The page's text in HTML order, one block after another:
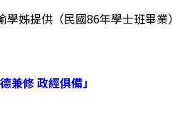
學姊提供（民國86年學士班畢業）
德兼修 政經俱備」